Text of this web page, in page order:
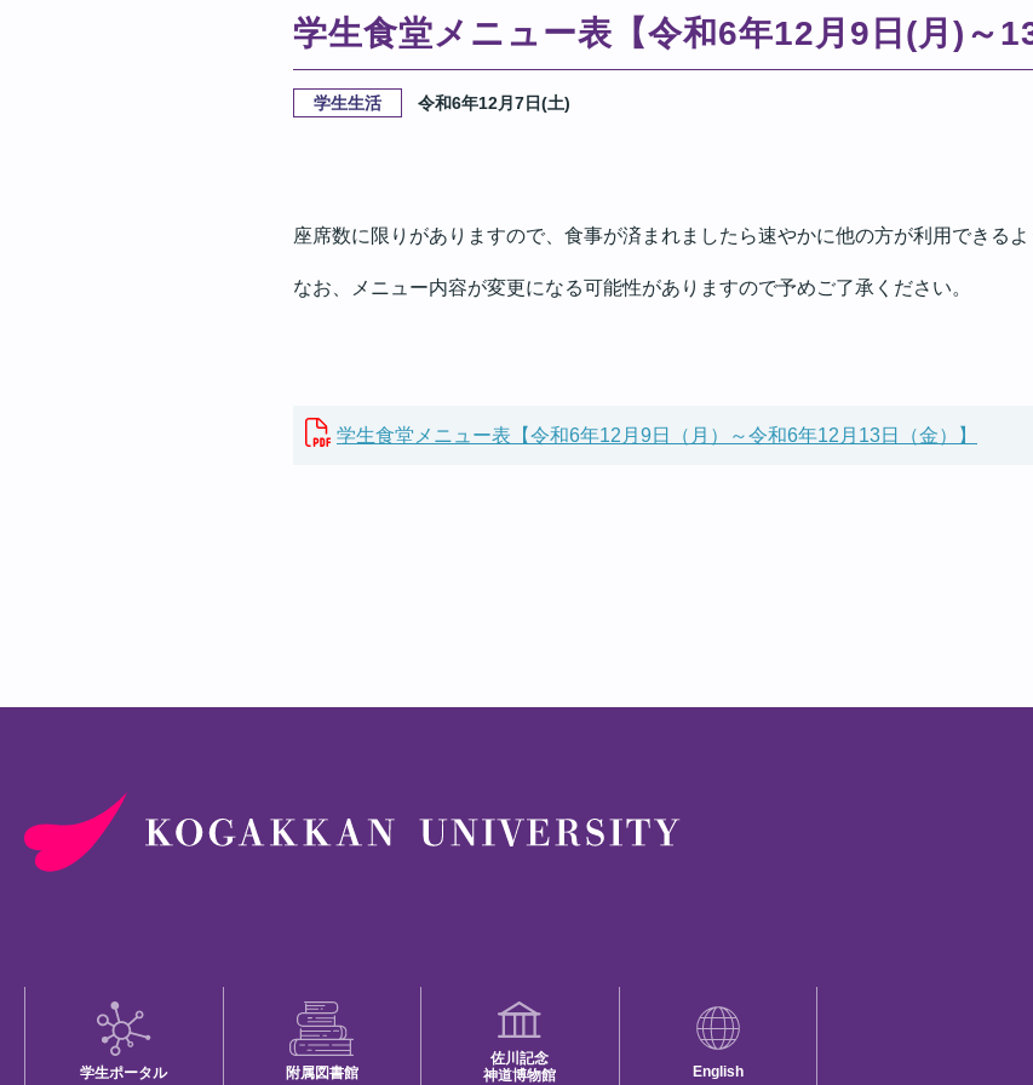
学生食堂メニュー表【令和6年12月9日(月)～
学生生活 令和6年12月7日(土)
座席数に限りがありますので、食事が済まれましたら速やかに他の方が利用できるよ
なお、メニュー内容が変更になる可能性がありますので予めご了承ください。
学生食堂メニュー表【令和6年12月9日（月）～令和6年12月13日（金）】
学生ポータル 附属図書館
佐川記念
神道博物館
English